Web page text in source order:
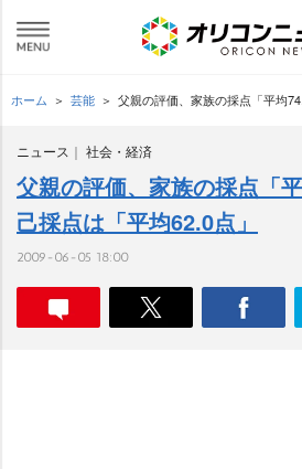
ホーム 芸能 父親の評価、家族の採点「平均
ニュース 社会・経済
父親の評価、家族の採点「
己採点は「平均62.0点」
2009-06-05 18:00